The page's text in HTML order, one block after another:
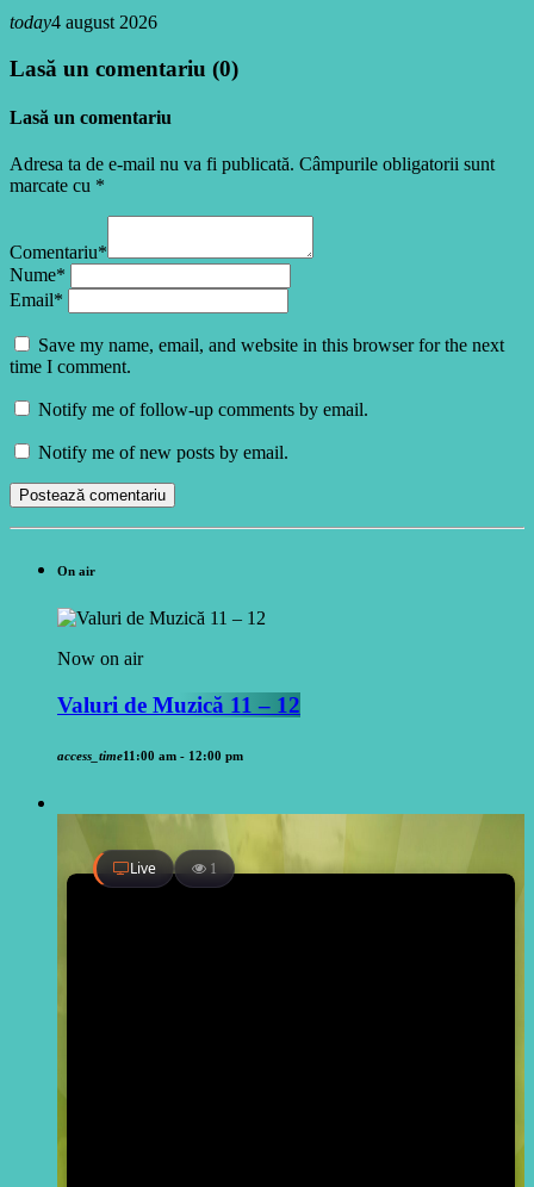
today4 august 2026
Lasă un comentariu (0)
Lasă un comentariu
Adresa ta de e-mail nu va fi publicată. Câmpurile obligatorii sunt
marcate cu *
Comentariu*
Nume*
Email*
Save my name, email, and website in this browser for the next
time I comment.
Notify me of follow-up comments by email.
Notify me of new posts by email.
On air
Now on air
Valuri de Muzică 11 – 12
access_time11:00 am - 12:00 pm